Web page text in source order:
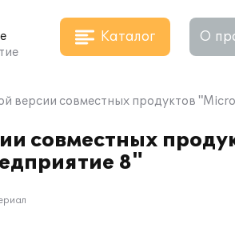
Каталог О
версии совместных продуктов
совместных
8"